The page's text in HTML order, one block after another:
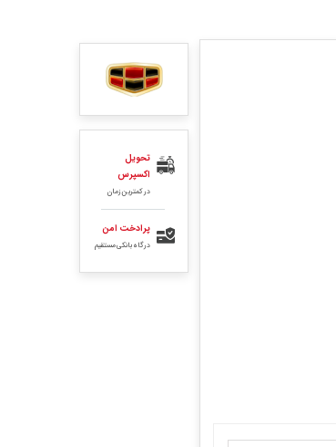
تحویل
اکسپرس
در کمترین زمان
پرادخت امن
درگاه بانکی مستقیم